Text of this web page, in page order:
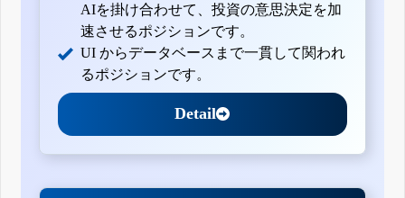
AIを掛け合わせて、投資の意思決定を加
速させるポジションです。
UI からデータベースまで一貫して関われ
るポジションです。
Detail